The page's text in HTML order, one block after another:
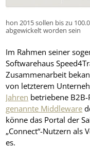
hon 2015 sollen bis zu
abgewickelt worden sein
Im Rahmen seiner
Softwarehaus
Zusammenarbeit
von letzterem
Jahren betriebene
genannte Middleware
könne das Portal der
„Connect“-Nutzern als
es.